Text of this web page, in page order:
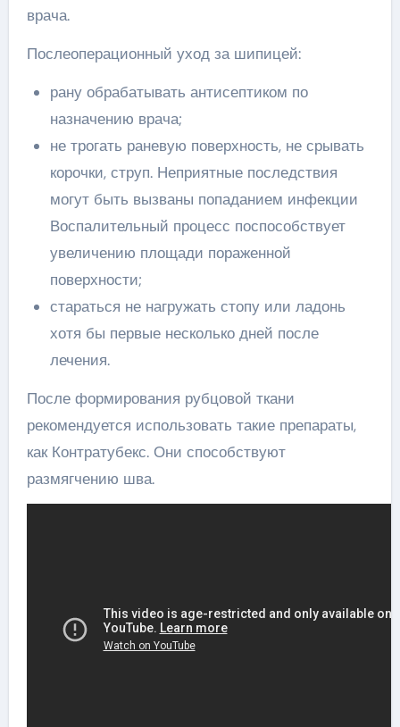
врача.
Послеоперационный уход за шипицей:
рану обрабатывать антисептиком по
назначению врача;
не трогать раневую поверхность, не срывать
корочки, струп. Неприятные последствия
могут быть вызваны попаданием инфекции
Воспалительный процесс поспособствует
увеличению площади пораженной
поверхности;
стараться не нагружать стопу или ладонь
хотя бы первые несколько дней после
лечения.
После формирования рубцовой ткани
рекомендуется использовать такие препараты,
как Контратубекс. Они способствуют
размягчению шва.